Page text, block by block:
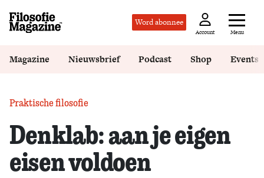
Word abonnee
Account Menu
Magazine Nieuwsbrief Podcast Shop Events
Praktische filosofie
Denklab: aan je eigen
eisen voldoen